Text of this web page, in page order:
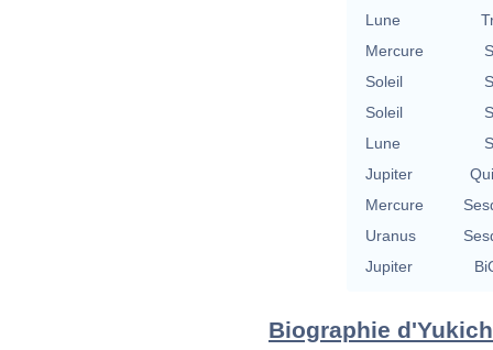
Lune
Mercure
Soleil
Soleil
Lune
Jupiter
Mercure
Uranus
Jupiter
Biographie